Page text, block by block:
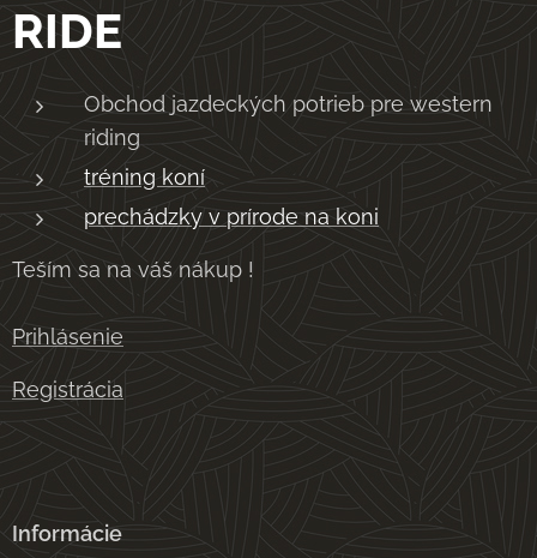
RIDE
Obchod jazdeckých potrieb pre western
riding
tréning koní
prechádzky v prírode na koni
Teším sa na váš nákup !
Prihlásenie
Registrácia
Informácie